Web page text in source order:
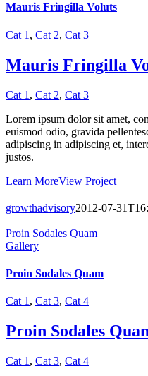
Mauris Fringilla Voluts
Cat 1 , Cat 2, Cat 3
Mauris Fringilla
Cat 1 , Cat 2, Cat 3
Lorem ipsum dolor sit amet,
euismod odio, gravida
adipiscing in adipiscing et,
justos.
Learn MoreView Project
growthadvisory2012-07-
Proin Sodales Quam
Gallery
Proin Sodales Quam
Cat 1 , Cat 3, Cat 4
Proin Sodales
Cat 1 , Cat 3, Cat 4